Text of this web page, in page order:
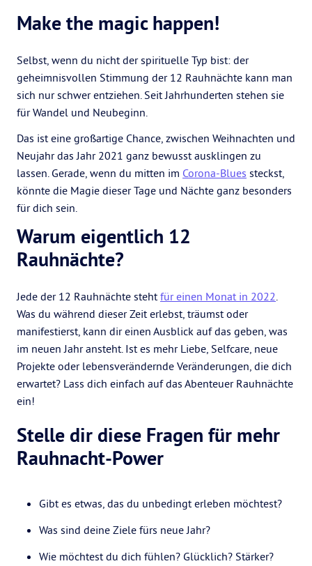
Make the magic happen!
Selbst, wenn du nicht der spirituelle Typ bist: der
geheimnisvollen Stimmung der 12 Rauhnächte kann man
sich nur schwer entziehen. Seit Jahrhunderten stehen sie
für Wandel und Neubeginn.
Das ist eine großartige Chance, zwischen Weihnachten und
Neujahr das Jahr 2021 ganz bewusst ausklingen zu
lassen. Gerade, wenn du mitten im Corona-Blues steckst,
könnte die Magie dieser Tage und Nächte ganz besonders
für dich sein.
Warum eigentlich 12
Rauhnächte?
Jede der 12 Rauhnächte stehtfür einen Monat in 2022.
Was du während dieser Zeit erlebst, träumst oder
manifestierst, kann dir einen Ausblick auf das geben, was
im neuen Jahr ansteht. Ist es mehr Liebe, Selfcare, neue
Projekte oder lebensverändernde Veränderungen, die dich
erwartet? Lass dich einfach auf das Abenteuer Rauhnächte
ein!
Stelle dir diese Fragen für mehr
Rauhnacht-Power
Gibt es etwas, das du unbedingt erleben möchtest?
Was sind deine Ziele fürs neue Jahr?
Wie möchtest du dich fühlen? Glücklich? Stärker?